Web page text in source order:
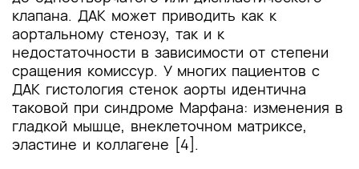
клапана. ДАК может приводить как к
аортальному стенозу, так и к
недостаточности в зависимости от степени
сращения комиссур. У многих пациентов с
ДАК гистология стенок аорты идентична
таковой при синдроме Марфана: изменения в
гладкой мышце, внеклеточном матриксе,
эластине и коллагене [4].